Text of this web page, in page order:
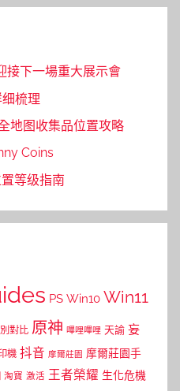
接下一場重大展示會
梳理
地图收集品位置攻略
Coins
等级指南
PS Win10 Win11
對比 原神 嗶哩嗶哩 天諭 妄
機 抖音 摩爾莊園 摩爾莊園手
淘寶 激活 王者榮耀 生化危機